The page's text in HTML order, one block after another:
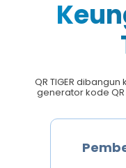
QR TIGER
generator kode